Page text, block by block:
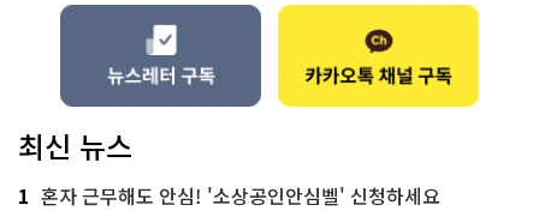
최신 뉴스
1 혼자 근무해도 안심! '소상공인안심벨' 신청하세요